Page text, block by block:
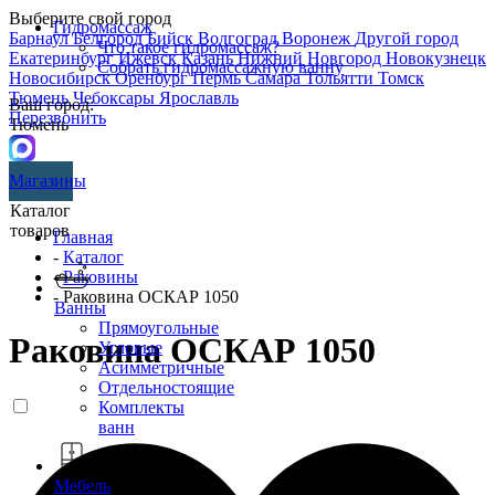
Выберите свой город
БарнаулБелгородБийск ВолгоградВоронеж Другой город
ЕкатеринбургИжевскКазаньНижний Новгород Новокузнецк
НовосибирскОренбургПермьСамараТольятти Томск
ТюменьЧебоксары Ярославль
Перезвонить
Гидромассаж
Что такое гидромассаж?
Собрать гидромассажную ванну
Ваш город:
Тюмень
Магазины
Каталог
товаров
Ванны
Прямоугольные
Угловые
Асимметричные
Отдельностоящие
Комплекты
ванн
Мебель
Главная
- Каталог
-Раковины
- Раковина ОСКАР 1050
Раковина ОСКАР 1050